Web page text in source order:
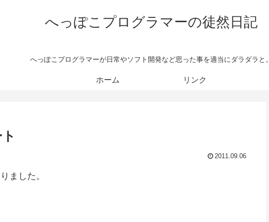
へっぽこプログラマーの徒然日記
へっぽこプログラマーが日常やソフト開発など思った事を適当にダラダラと。
ホーム リンク
2011.09.06
ました。